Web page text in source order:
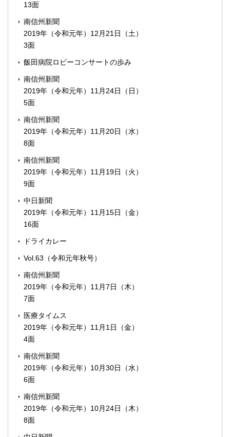
13面
南信州新聞
2019年（令和元年）12月21日（土）
3面
飯田病院ロビーコンサートの歩み
南信州新聞
2019年（令和元年）11月24日（日）
5面
南信州新聞
2019年（令和元年）11月20日（水）
8面
南信州新聞
2019年（令和元年）11月19日（火）
9面
中日新聞
2019年（令和元年）11月15日（金）
16面
ドライカレー
Vol.63（令和元年秋号）
南信州新聞
2019年（令和元年）11月7日（木）
7面
医療タイムス
2019年（令和元年）11月1日（金）
4面
南信州新聞
2019年（令和元年）10月30日（水）
6面
南信州新聞
2019年（令和元年）10月24日（木）
8面